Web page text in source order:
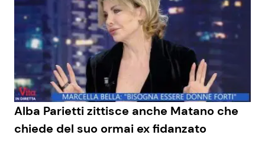
Alba Parietti zittisce anche Matano che
chiede del suo ormai ex fidanzato